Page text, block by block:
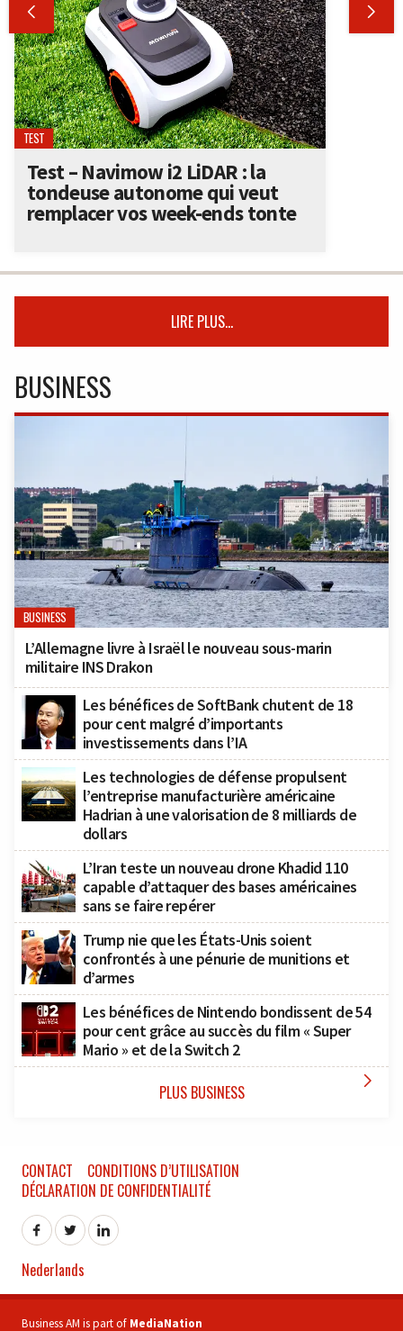
 
TEST
Test – Navimow i2 LiDAR : la
tondeuse autonome qui veut
remplacer vos week-ends tonte
LIRE PLUS...
BUSINESS
BUSINESS
L’Allemagne livre à Israël le nouveau sous-marin
militaire INS Drakon
Les bénéfices de SoftBank chutent de 18
pour cent malgré d’importants
investissements dans l’IA
Les technologies de défense propulsent
l’entreprise manufacturière américaine
Hadrian à une valorisation de 8 milliards de
dollars
L’Iran teste un nouveau drone Khadid 110
capable d’attaquer des bases américaines
sans se faire repérer
Trump nie que les États-Unis soient
confrontés à une pénurie de munitions et
d’armes
Les bénéfices de Nintendo bondissent de 54
pour cent grâce au succès du film « Super
Mario » et de la Switch 2
PLUS BUSINESS 
CONTACT
CONDITIONS D’UTILISATION
DÉCLARATION DE CONFIDENTIALITÉ
Nederlands
Business AM is part of MediaNation